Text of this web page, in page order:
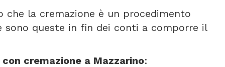
la cremazione è un procedimento
sono queste in fin dei conti a comporre il
cremazione a Mazzarino: